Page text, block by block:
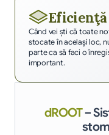
Eficienţă
Când vei şti că toate
stocate în acelaşi loc,
parte ca să faci o
important.
dROOT–